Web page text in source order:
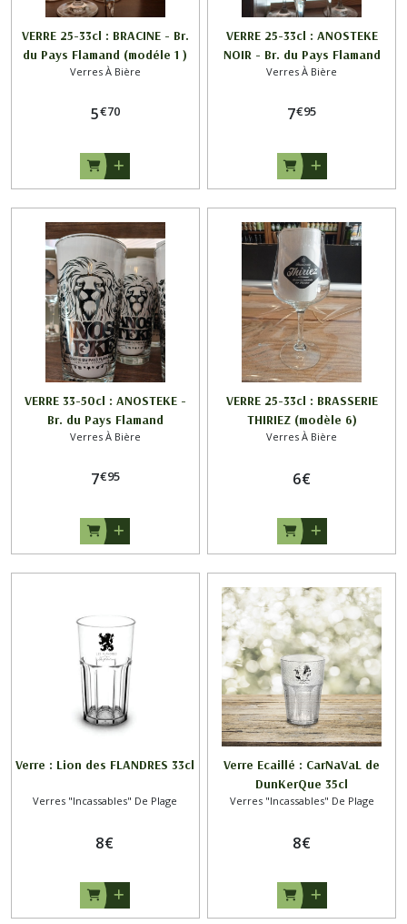
VERRE 25-33cl : BRACINE - Br.
du Pays Flamand (modéle 1 )
Verres À Bière
5€70
VERRE 25-33cl : ANOSTEKE
NOIR - Br. du Pays Flamand
Verres À Bière
7€95
VERRE 33-50cl : ANOSTEKE -
Br. du Pays Flamand
Verres À Bière
7€95
VERRE 25-33cl : BRASSERIE
THIRIEZ (modèle 6)
Verres À Bière
6€
Verre : Lion des FLANDRES 33cl
Verres "Incassables" De Plage
8€
Verre Ecaillé : CarNaVaL de
DunKerQue 35cl
Verres "Incassables" De Plage
8€